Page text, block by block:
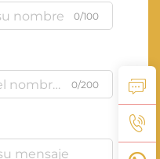
0/100
0/200